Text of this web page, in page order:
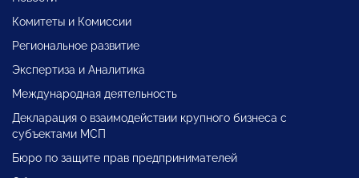
Комитеты и Комиссии
Региональное развитие
Экспертиза и Аналитика
Международная деятельность
Декларация о взаимодействии крупного бизнеса с
субъектами МСП
Бюро по защите прав предпринимателей